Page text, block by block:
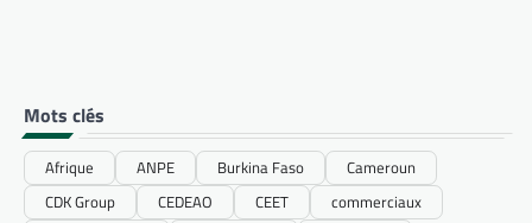
Mots clés
Afrique ANPE Burkina Faso
Cameroun
CDK Group
CEDEAO CEET
commerciaux